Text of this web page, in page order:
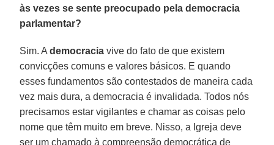
às vezes se sente preocupado pela democracia
parlamentar?
Sim. Ademocracia vive do fato de que existem
convicções comuns e valores básicos. E quando
esses fundamentos são contestados de maneira cada
vez mais dura, a democracia é invalidada. Todos nós
precisamos estar vigilantes e chamar as coisas pelo
nome que têm muito em breve. Nisso, a Igreja deve
ser um chamado à compreensão democrática de